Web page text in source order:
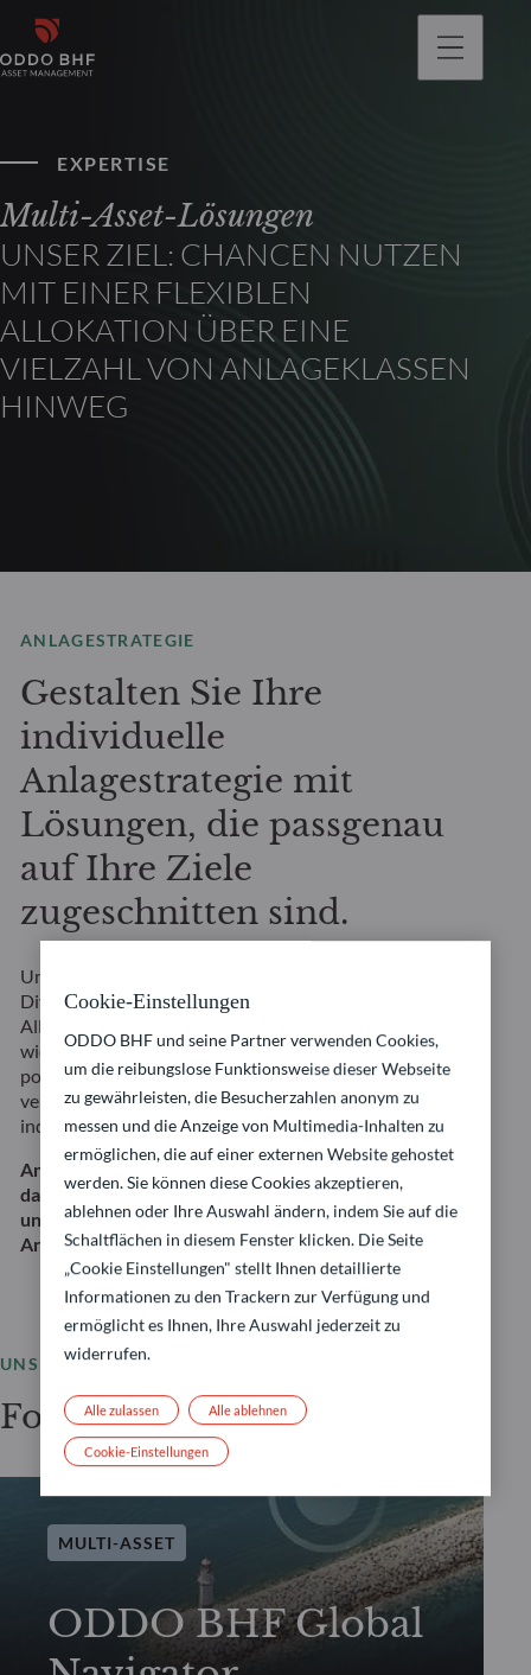
EXPERTISE
Multi-Asset-Lösungen
UNSER ZIEL: CHANCEN NUTZEN
MIT EINER FLEXIBLEN
ALLOKATION ÜBER EINE
VIELZAHL VON ANLAGEKLASSEN
HINWEG
ANLAGESTRATEGIE
Gestalten Sie Ihre
individuelle
Anlagestrategie mit
Lösungen, die passgenau
auf Ihre Ziele
zugeschnitten sind.
Unsere Multi-Asset-Lösungen bieten eine breite
Diversifizierung und ermöglichen eine flexible
Allokation. Sie basieren auf fundierter Kenntnis aller
wichtigen Anlageklassen. Sie setzen auf mehrere
potenzielle Renditequellen, lassen sich flexibel an
veränderte Marktbedingungen anpassen und
individuell auf Ihre Finanzziele abstimmen.
Anlagen in diese Strategie beinhalten unter anderem
das Risiko eines Kapitalverlusts sowie Aktien-, Zins-
und Kreditrisiken. Dies stellt keine
Anlageempfehlung dar.
UNSER LEISTUNGSSPEKTRUM
Fondsauswahl
MULTI-ASSET
ODDO BHF Global
Cookie-Einstellungen
ODDO BHF und seine Partner verwenden Cookies,
um die reibungslose Funktionsweise dieser Webseite
zu gewährleisten, die Besucherzahlen anonym zu
messen und die Anzeige von Multimedia-Inhalten zu
ermöglichen, die auf einer externen Website gehostet
werden. Sie können diese Cookies akzeptieren,
ablehnen oder Ihre Auswahl ändern, indem Sie auf die
Schaltflächen in diesem Fenster klicken. Die Seite
„Cookie Einstellungen" stellt Ihnen detaillierte
Informationen zu den Trackern zur Verfügung und
ermöglicht es Ihnen, Ihre Auswahl jederzeit zu
widerrufen.
Alle ablehnen
Alle zulassen
Cookie-Einstellungen